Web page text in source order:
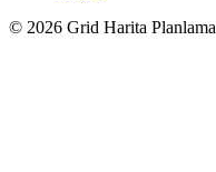
© 2026 Grid Harita Planlama